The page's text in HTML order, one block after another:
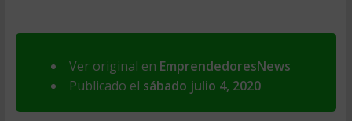
Ver original en EmprendedoresNews
Publicado el sábado julio 4, 2020